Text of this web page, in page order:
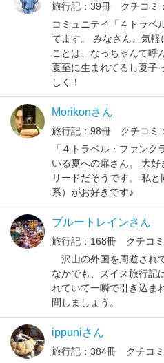
旅行記：39冊 クチコミ
コミュニテイ「４トラベ
てます。 みなさん、気
ことは、なっちゃんて呼
夏至に生まれてるし夏子
しく！
Morikonさん
旅行記：98冊 クチコミ
「４トラベル・ファン
いる夏への扉さん。 大
リードだそうです。 私
系）がお好きです♪
ブルートレインさん
旅行記：168冊 クチコ
沢山の外国を周遊され
なかでも、スイス旅行記
れていて一瞬で引き込ま
問しましょう。
ippuniさん
旅行記：384冊 クチコ